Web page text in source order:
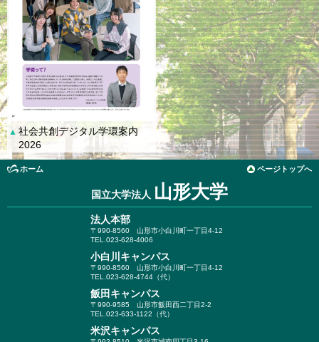
▲ 社会共創デジタル学環案内
2026
ホーム ページトップへ
国立大学法人 山形大学
法人本部
〒990-8560 山形市小白川町一丁目4-12
TEL.023-628-4006
小白川キャンパス
〒990-8560 山形市小白川町一丁目4-12
TEL.023-628-4744（代）
飯田キャンパス
〒990-9585 山形市飯田西二丁目2-2
TEL.023-633-1122（代）
米沢キャンパス